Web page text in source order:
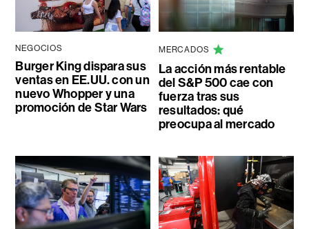
NEGOCIOS
Burger King dispara sus
ventas en EE.UU. con un
nuevo Whopper y una
promoción de Star Wars
MERCADOS
La acción más rentable
del S&P 500 cae con
fuerza tras sus
resultados: qué
preocupa al mercado